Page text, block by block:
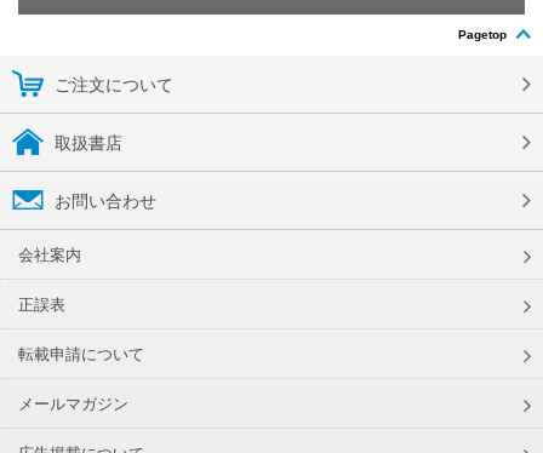
Pagetop
ご注文について
取扱書店
お問い合わせ
会社案内
正誤表
転載申請について
メールマガジン